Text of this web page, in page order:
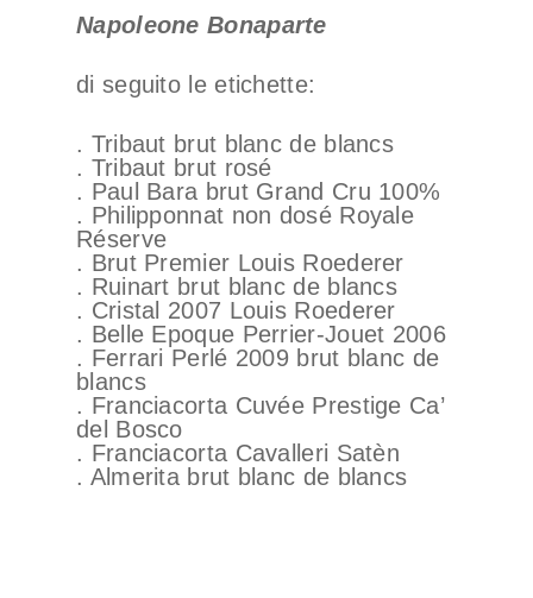
Napoleone Bonaparte
di seguito le etichette:
. Tribaut brut blanc de blancs
. Tribaut brut rosé
. Paul Bara brut Grand Cru 100%
. Philipponnat non dosé Royale
Réserve
. Brut Premier Louis Roederer
. Ruinart brut blanc de blancs
. Cristal 2007 Louis Roederer
. Belle Epoque Perrier-Jouet 2006
. Ferrari Perlé 2009 brut blanc de
blancs
. Franciacorta Cuvée Prestige Ca’
del Bosco
. Franciacorta Cavalleri Satèn
. Almerita brut blanc de blancs